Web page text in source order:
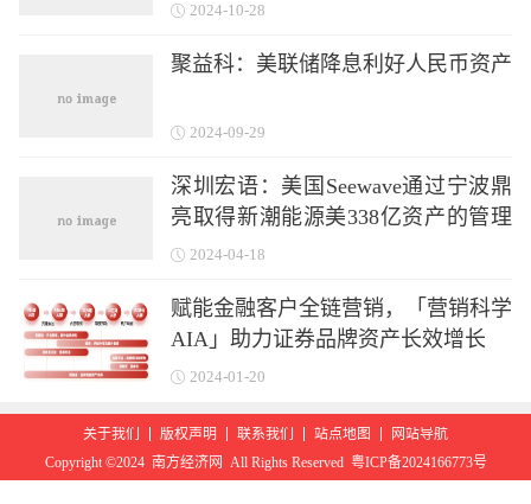
2024-10-28
聚益科：美联储降息利好人民币资产
2024-09-29
深圳宏语：美国Seewave通过宁波鼎
亮取得新潮能源美338亿资产的管理
权、控制权
2024-04-18
赋能金融客户全链营销，「营销科学
AIA」助力证券品牌资产长效增长
2024-01-20
关于我们 版权声明 联系我们 站点地图
网站导航
Copyright ©2024 南方经济网 All Rights Reserved 粤ICP备2024166773号